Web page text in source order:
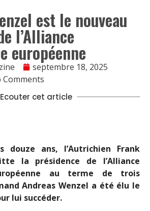
est le nouveau
l’Alliance
européenne
septembre 18, 2025
Comments
Ecouter cet article
douze ans, l’Autrichien Frank
la présidence de l’Alliance
au terme de trois
Andreas Wenzel a été élu le
lui succéder.